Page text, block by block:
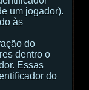
um jogador).
às
do
dentro o
Essas
do